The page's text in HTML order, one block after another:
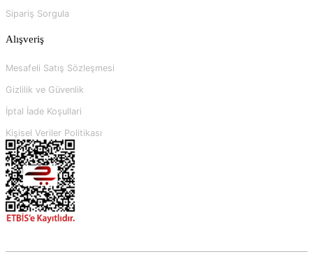
Sipariş Sorgula
Alışveriş
Mesafeli Satış Sözleşmesi
Gizlilik ve Güvenlik
İptal İade Koşullari
Kişisel Veriler Politikası